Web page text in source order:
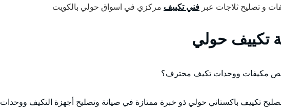
و تصليح ثلاجات عبر فني تكييف مركزي في اسواق حولي بالكويت
تكييف حولي
مكيفات ووحدات تكيف محترف؟
تكييف باكستاني حولي ذو خبرة ممتازة في صيانة وتصليح أجهزة التكيف ووحدات